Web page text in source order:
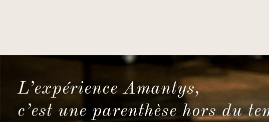
L’expérience Amantys,
c’est une parenthèse hors du